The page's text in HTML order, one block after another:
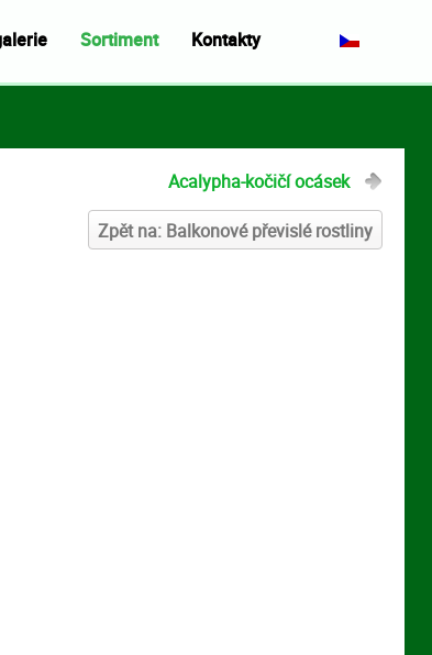
Sortiment Kontakty
Acalypha-kočičí ocásek
Zpět na: Balkonové převislé rostliny